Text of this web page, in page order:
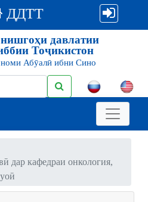
ДДТТ
давлатии
Тоҷикистон
Абӯалӣ ибни Сино
дар кафедраи онкология,